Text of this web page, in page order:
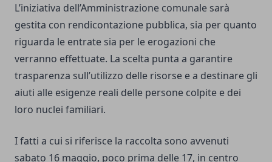
L’iniziativa dell’Amministrazione comunale sarà
gestita con rendicontazione pubblica, sia per quanto
riguarda le entrate sia per le erogazioni che
verranno effettuate. La scelta punta a garantire
trasparenza sull’utilizzo delle risorse e a destinare gli
aiuti alle esigenze reali delle persone colpite e dei
loro nuclei familiari.
I fatti a cui si riferisce la raccolta sono avvenuti
sabato 16 maggio, poco prima delle 17, in centro